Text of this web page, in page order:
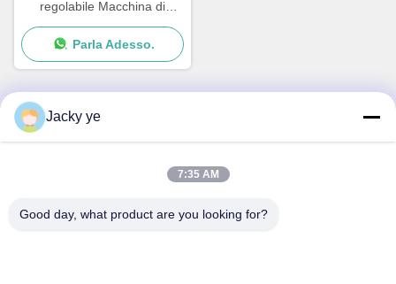
regolabile Macchina di
stampaggio rotante
attrezzature di stampaggio
rotativo produzione veloce
Parla Adesso.
Contatto rapido
No.30 Chuangye West Road, città di Chunjiang, distretto di
Jacky ye
7:35 AM
Good day, what product are you looking for?